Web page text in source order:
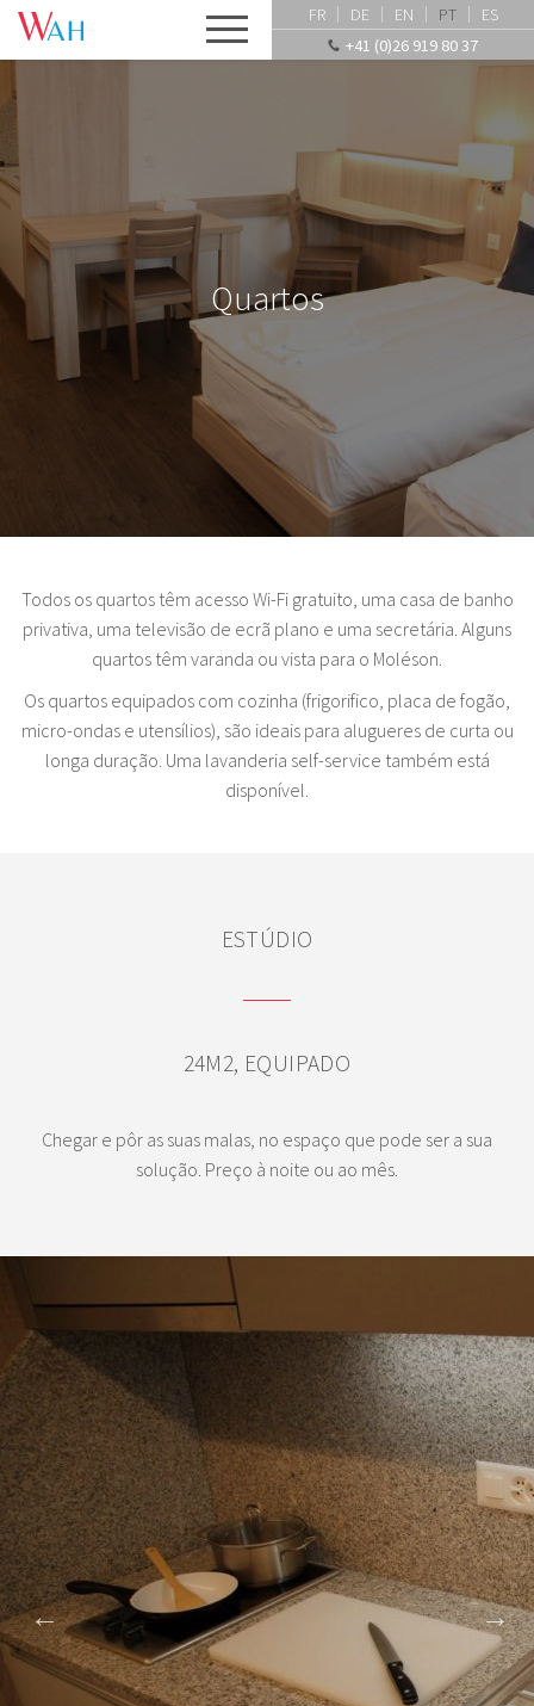
FR DE EN PT
ES
+41 (0)26 919 80 37
Quartos
Todos os quartos têm acesso Wi-Fi gratuito, uma casa de banho
privativa, uma televisão de ecrã plano e uma secretária. Alguns
quartos têm varanda ou vista para o Moléson.
Os quartos equipados com cozinha (frigorifico, placa de fogão,
micro-ondas e utensílios), são ideais para alugueres de curta ou
longa duração. Uma lavanderia self-service também está
disponível.
ESTÚDIO
24M2, EQUIPADO
Chegar e pôr as suas malas, no espaço que pode ser a sua
solução. Preço à noite ou ao mês.